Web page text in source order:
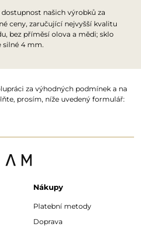
našich výrobků za
ceny, zaručující nejvyšší kvalitu
bez příměsí olova a mědi; sklo
silné 4 mm.
za výhodných podmínek a na
prosím, níže uvedený formulář:
Nákupy
Platební metody
Doprava